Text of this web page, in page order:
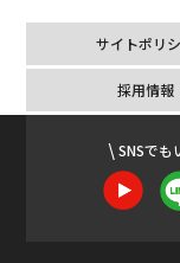
サイトポリ
採用情報
SNSでも